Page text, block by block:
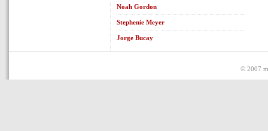
Noah Gordon
Stephenie Meyer
Jorge Bucay
© 2007